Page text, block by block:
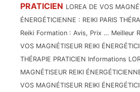
PRATICIEN LOREA DE VOS
ÉNERGÉTICIENNE : REIKI PARIS
Reiki Formation : Avis, Prix … Meilleur
VOS MAGNÉTISEUR REIKI
THÉRAPIE PRATICIEN Informations
MAGNÉTISEUR REIKI
VOS MAGNÉTISEUR REIKI